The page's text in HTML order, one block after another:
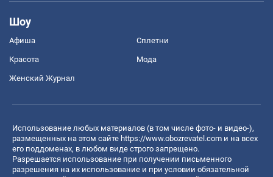
Шоу
Афиша Сплетни
Красота Мода
Женский Журнал
Использование любых материалов (в том числе фото- и видео-),
размещенных на этом сайте https://www.obozrevatel.com и на всех
его поддоменах, в любом виде строго запрещено.
Разрешается использование при получении письменного
разрешения на их использование и при условии обязательной